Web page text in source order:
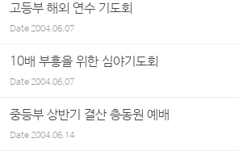
고등부 해외 연수 기도회
Date2004.06.07
10배 부흥을 위한 심야기도회
Date2004.06.07
중등부 상반기 결산 총동원 예배
Date2004.06.14